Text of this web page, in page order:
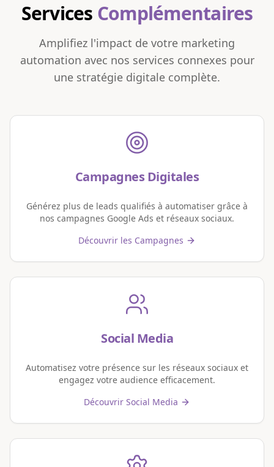
Services Complémentaires
Amplifiez l'impact de votre marketing
automation avec nos services connexes pour
une stratégie digitale complète.
Campagnes Digitales
Générez plus de leads qualifiés à automatiser grâce à
nos campagnes Google Ads et réseaux sociaux.
Découvrir les Campagnes
Social Media
Automatisez votre présence sur les réseaux sociaux et
engagez votre audience efficacement.
Découvrir Social Media